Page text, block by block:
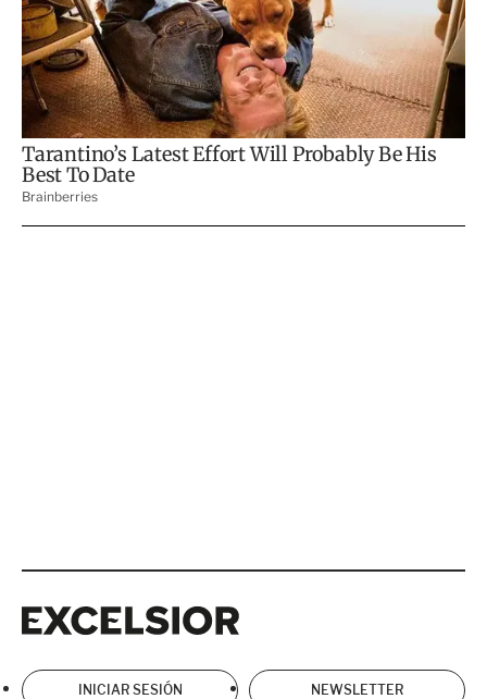
INICIAR SESIÓN NEWSLETTER